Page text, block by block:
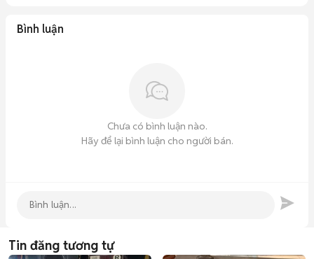
Bình luận
Chưa có bình luận nào.
Hãy để lại bình luận cho người bán.
Tin đăng tương tự